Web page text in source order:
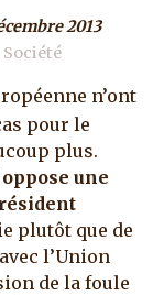
2013
Société
n’ont
pour le
plus.
une
plutôt que de
l’Union
de la foule